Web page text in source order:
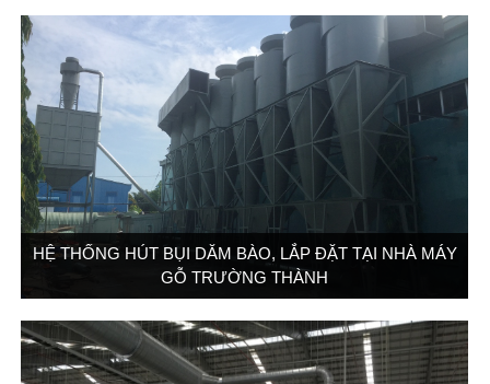
HỆ THỐNG HÚT BỤI DĂM BÀO, LẮP ĐẶT TẠI NHÀ MÁY
GỖ TRƯỜNG THÀNH